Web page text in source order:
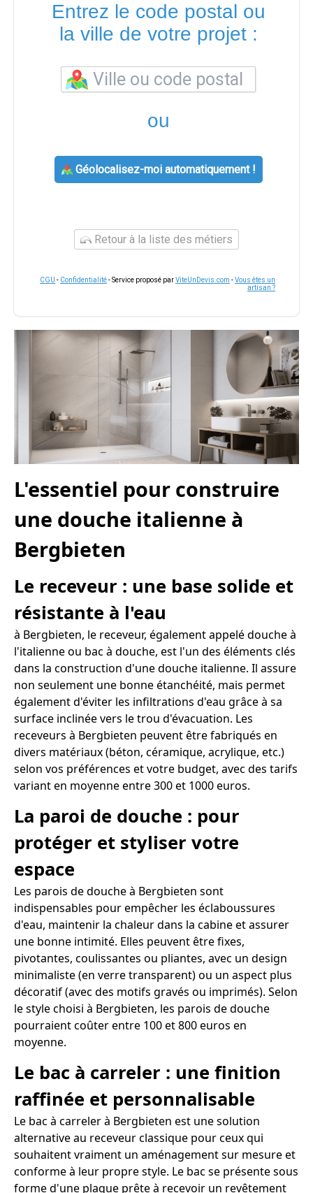
Entrez le code postal ou
la ville de votre projet :
ou
Géolocalisez-moi automatiquement !
Retour à la liste des métiers
CGU - Confidentialité- Service proposé parViteUnDevis.com -Vous êtes un
artisan ?
L'essentiel pour construire
une douche italienne à
Bergbieten
Le receveur : une base solide et
résistante à l'eau
à Bergbieten, le receveur, également appelé douche à
l'italienne ou bac à douche, est l'un des éléments clés
dans la construction d'une douche italienne. Il assure
non seulement une bonne étanchéité, mais permet
également d'éviter les infiltrations d'eau grâce à sa
surface inclinée vers le trou d'évacuation. Les
receveurs à Bergbieten peuvent être fabriqués en
divers matériaux (béton, céramique, acrylique, etc.)
selon vos préférences et votre budget, avec des tarifs
variant en moyenne entre 300 et 1000 euros.
La paroi de douche : pour
protéger et styliser votre
espace
Les parois de douche à Bergbieten sont
indispensables pour empêcher les éclaboussures
d'eau, maintenir la chaleur dans la cabine et assurer
une bonne intimité. Elles peuvent être fixes,
pivotantes, coulissantes ou pliantes, avec un design
minimaliste (en verre transparent) ou un aspect plus
décoratif (avec des motifs gravés ou imprimés). Selon
le style choisi à Bergbieten, les parois de douche
pourraient coûter entre 100 et 800 euros en
moyenne.
Le bac à carreler : une finition
raffinée et personnalisable
Le bac à carreler à Bergbieten est une solution
alternative au receveur classique pour ceux qui
souhaitent vraiment un aménagement sur mesure et
conforme à leur propre style. Le bac se présente sous
forme d'une plaque prête à recevoir un revêtement